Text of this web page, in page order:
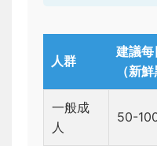
人群
建議
（新
一般成
人
50-